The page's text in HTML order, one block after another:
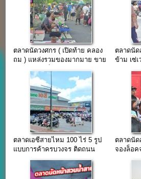
ตลาดนัดวงศกร ( เปิดท้าย คลอง
ถม ) แหล่งรวมของมากมาย ขาย
ตลาดนัด
ข้าม เซ่
ตลาดเอซีสายไหม 100 ไร่ 5 รูป
แบบการค้าครบวงจร ติดถนน
ตลาดนัด
จองล็อค